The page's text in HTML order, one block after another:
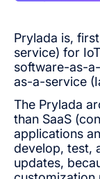
Prylada is,
service) for
software-as-
as-a-service
The Prylada
than SaaS
applications
develop, test,
updates,